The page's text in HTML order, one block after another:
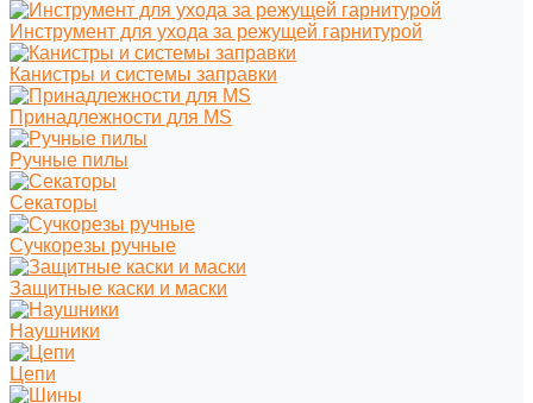
Инструмент для ухода за режущей гарнитурой
Канистры и системы заправки
Принадлежности для MS
Ручные пилы
Секаторы
Сучкорезы ручные
Защитные каски и маски
Наушники
Цепи